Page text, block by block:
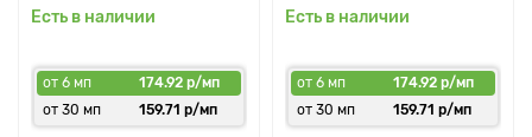
Есть в наличии
от 6 мп
174.92 р/мп
от 30 мп
159.71 р/мп
Есть в наличии
от 6 мп
174.92 р/мп
от 30 мп
159.71 р/мп